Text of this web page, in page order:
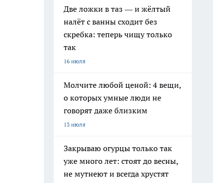
Две ложки в таз — и жёлтый
налёт с ванны сходит без
скребка: теперь чищу только
так
16 июля
Молчите любой ценой: 4 вещи,
о которых умные люди не
говорят даже близким
13 июля
Закрываю огурцы только так
уже много лет: стоят до весны,
не мутнеют и всегда хрустят